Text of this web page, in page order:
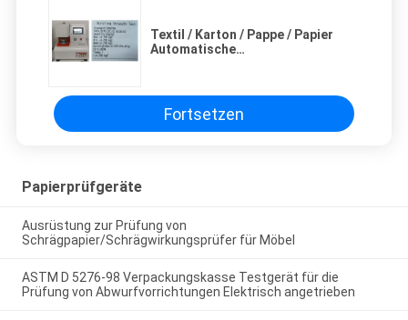
Textil / Karton / Pappe / Papier
Automatische
Fortsetzen
Papierprüfgeräte
Ausrüstung zur Prüfung von
Schrägpapier/Schrägwirkungsprüfer für Möbel
ASTM D 5276-98 Verpackungskasse Testgerät für die
Prüfung von Abwurfvorrichtungen Elektrisch angetrieben